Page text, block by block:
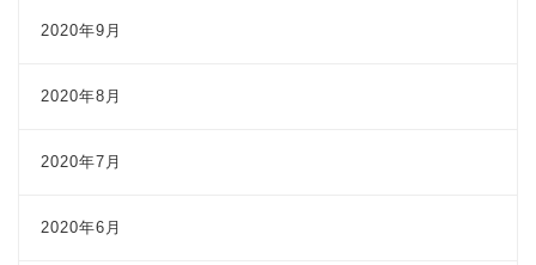
2020年9月
2020年8月
2020年7月
2020年6月